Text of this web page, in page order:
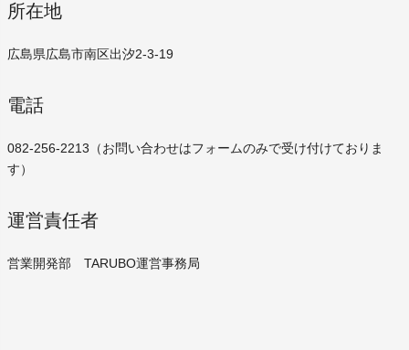
所在地
広島県広島市南区出汐2-3-19
電話
082-256-2213（お問い合わせはフォームのみで受け付けておりま
す）
運営責任者
営業開発部 TARUBO運営事務局